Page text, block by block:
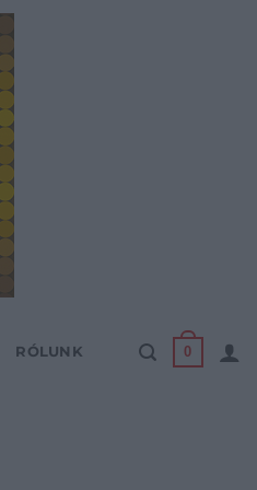
RÓLUNK 0